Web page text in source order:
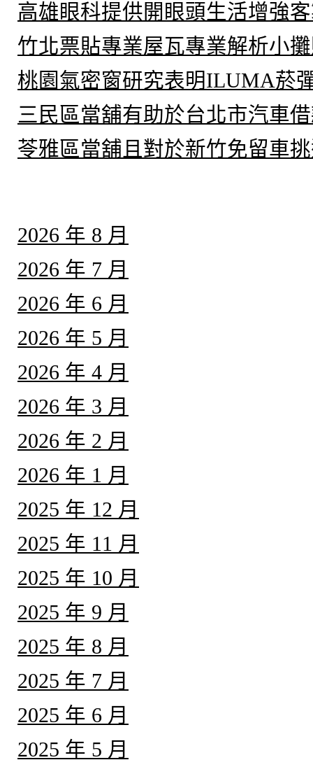
高雄眼科提供開眼頭生活增強
竹北票貼專業屋瓦專業解析小
桃園氣密窗研究表明ILUMA菸
三民區當舖有助於台北市汽車
苓雅區當舖且對於新竹免留車
2026 年 8 月
2026 年 7 月
2026 年 6 月
2026 年 5 月
2026 年 4 月
2026 年 3 月
2026 年 2 月
2026 年 1 月
2025 年 12 月
2025 年 11 月
2025 年 10 月
2025 年 9 月
2025 年 8 月
2025 年 7 月
2025 年 6 月
2025 年 5 月